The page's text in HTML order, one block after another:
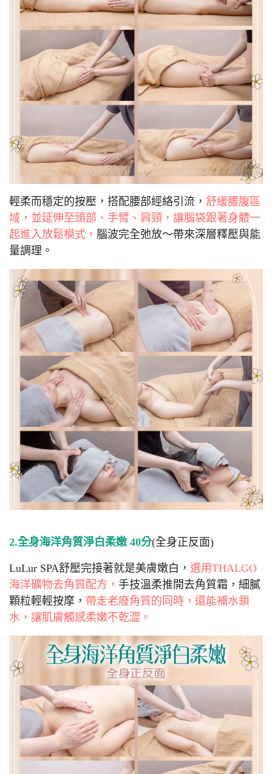
輕柔而穩定的按壓，搭配腰部經絡引流， 舒緩腰腹區
域，並延伸至頭部、手臂、肩頸，讓腦袋跟著身體一
起進入放鬆模式， 腦波完全弛放～帶來深層釋壓與能
量調理。
2.全身海洋角質淨白柔嫩 40分(全身正反面)
LuLur SPA舒壓完接著就是美膚嫩白， 選用THALGO
海洋礦物去角質配方， 手技溫柔推開去角質霜，細膩
顆粒輕輕按摩， 帶走老廢角質的同時，還能補水鎖
水，讓肌膚觸感柔嫩不乾澀。